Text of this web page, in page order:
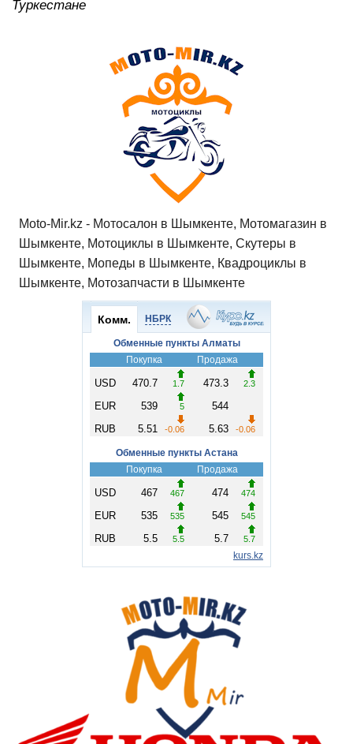
Туркестане
Moto-Mir.kz - Мотосалон в Шымкенте, Мотомагазин в
Шымкенте, Мотоциклы в Шымкенте, Скутеры в
Шымкенте, Мопеды в Шымкенте, Квадроциклы в
Шымкенте, Мотозапчасти в Шымкенте